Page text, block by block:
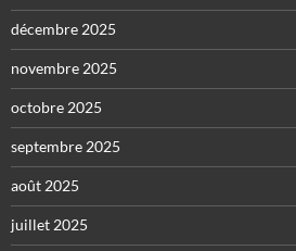
décembre 2025
novembre 2025
octobre 2025
septembre 2025
août 2025
juillet 2025